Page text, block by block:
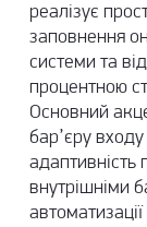
реалізує
заповнення
системи та
процентною
Основний
бар’єру
адаптивність
внутрішніми